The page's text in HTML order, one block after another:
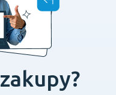
zakupy?